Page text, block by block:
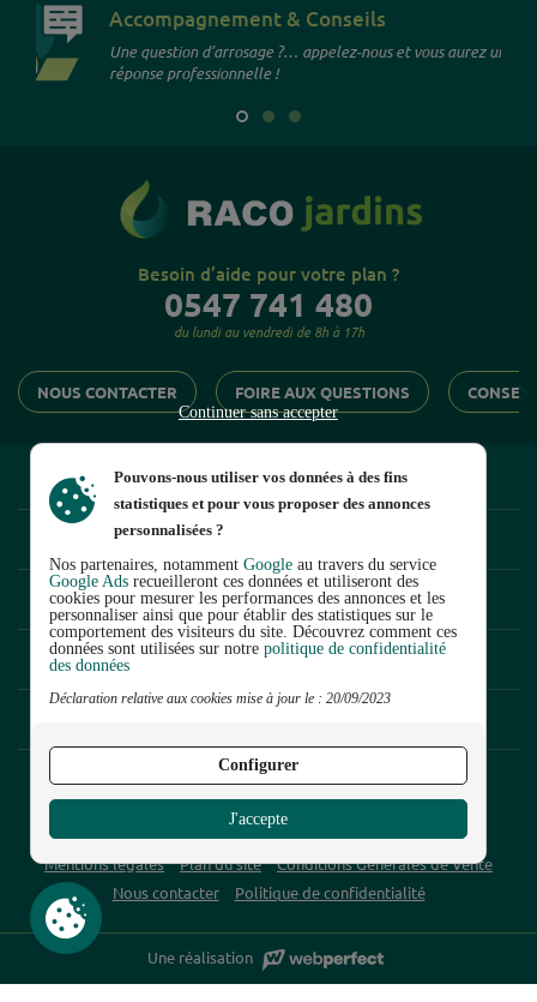
Accompagnement & Conseils
Une question d’arrosage ?… appelez-nous et vous aurez une
réponse professionnelle !
Besoin d’aide pour votre plan ?
0547 741 480
du lundi au vendredi de 8h à 17h
NOUS CONTACTER FOIRE AUX QUESTIONS
POMPES ET ACCESSOIRES
ARROSAGE ENTERRÉ
MICRO-IRRIGATION
ARROSAGE DE SURFACE
est la boutique en ligne de
© 2026 RACO France
Mentions légales
Plan du site
Conditions Générales de Vente
Nous contacter
Politique de confidentialité
Une réalisation
Continuer sans accepter
Pouvons-nous utiliser vos données à des fins
statistiques et pour vous proposer des annonces
personnalisées ?
Nos partenaires, notamment Google au travers du service
Google Ads recueilleront ces données et utiliseront des
cookies pour mesurer les performances des annonces et les
personnaliser ainsi que pour établir des statistiques sur le
comportement des visiteurs du site. Découvrez comment ces
données sont utilisées sur notre politique de confidentialité
des données
Déclaration relative aux cookies mise à jour le : 20/09/2023
Configurer
Continuer sans accepter
J'accepte